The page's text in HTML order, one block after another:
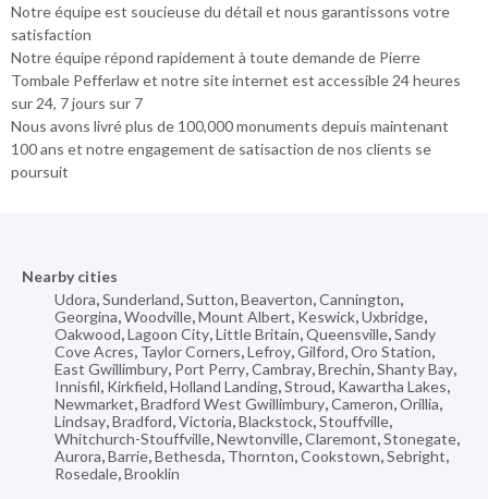
Notre équipe est soucieuse du détail et nous garantissons votre
satisfaction
Notre équipe répond rapidement à toute demande de Pierre
Tombale Pefferlaw et notre site internet est accessible 24 heures
sur 24, 7 jours sur 7
Nous avons livré plus de 100,000 monuments depuis maintenant
100 ans et notre engagement de satisaction de nos clients se
poursuit
Nearby cities
Udora,Sunderland,Sutton,Beaverton,Cannington,
Georgina,Woodville,Mount Albert, Keswick,Uxbridge,
Oakwood,Lagoon City,Little Britain,Queensville,Sandy
Cove Acres, Taylor Corners,Lefroy,Gilford,Oro Station,
East Gwillimbury, Port Perry,Cambray,Brechin,Shanty Bay,
Innisfil, Kirkfield,Holland Landing,Stroud, Kawartha Lakes,
Newmarket,Bradford West Gwillimbury,Cameron,Orillia,
Lindsay,Bradford,Victoria,Blackstock,Stouffville,
Whitchurch-Stouffville,Newtonville,Claremont,Stonegate,
Aurora,Barrie,Bethesda, Thornton,Cookstown,Sebright,
Rosedale,Brooklin